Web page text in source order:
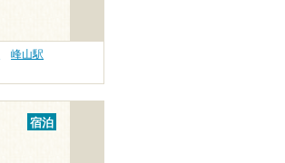
峰山駅
宿泊